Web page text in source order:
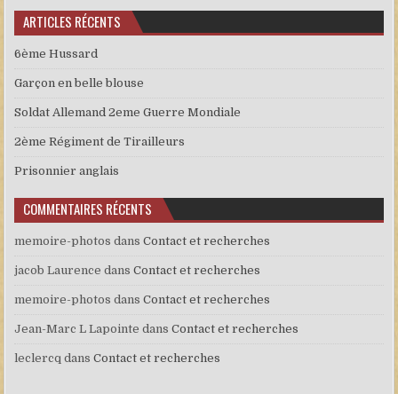
ARTICLES RÉCENTS
6ème Hussard
Garçon en belle blouse
Soldat Allemand 2eme Guerre Mondiale
2ème Régiment de Tirailleurs
Prisonnier anglais
COMMENTAIRES RÉCENTS
memoire-photos dansContact et recherches
jacob Laurence dansContact et recherches
memoire-photos dansContact et recherches
Jean-Marc L Lapointe dansContact et recherches
leclercq dansContact et recherches